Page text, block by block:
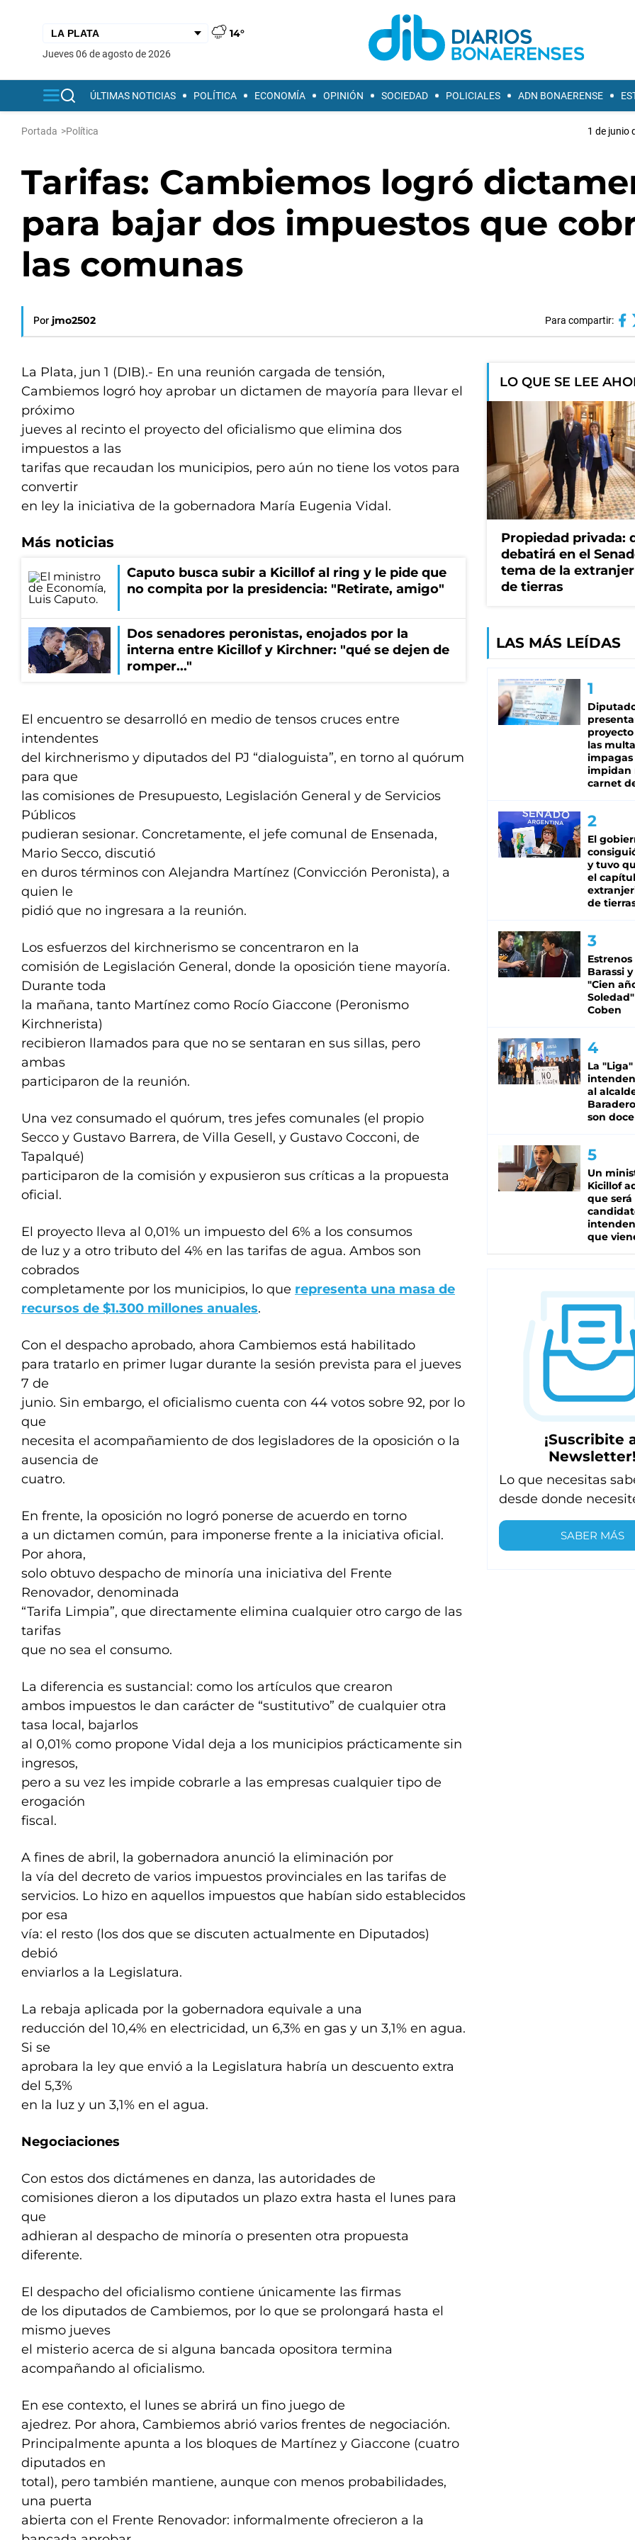
14°
jueves 06 de agosto de 2026
ÚLTIMAS NOTICIAS POLÍTICA ECONOMÍA OPINIÓN SOCIEDAD POLICIALES ADN BONAERENSE
Portada >Política 1 de junio
Tarifas: Cambiemos logró
para bajar dos impuestos que
las comunas
Por jmo2502 Para compartir:
La Plata, jun 1 (DIB).- En una reunión cargada de tensión,
Cambiemos logró hoy aprobar un dictamen de mayoría para llevar el
próximo
jueves al recinto el proyecto del oficialismo que elimina dos
impuestos a las
tarifas que recaudan los municipios, pero aún no tiene los votos para
convertir
en ley la iniciativa de la gobernadora María Eugenia Vidal.
Más noticias
Caputo busca subir a Kicillof al ring y le pide que
no compita por la presidencia: "Retirate, amigo"
Dos senadores peronistas, enojados por la
interna entre Kicillof y Kirchner: "qué se dejen de
romper..."
El encuentro se desarrolló en medio de tensos cruces entre
intendentes
del kirchnerismo y diputados del PJ “dialoguista”, en torno al quórum
para que
las comisiones de Presupuesto, Legislación General y de Servicios
Públicos
pudieran sesionar. Concretamente, el jefe comunal de Ensenada,
Mario Secco, discutió
en duros términos con Alejandra Martínez (Convicción Peronista), a
quien le
pidió que no ingresara a la reunión.
Los esfuerzos del kirchnerismo se concentraron en la
comisión de Legislación General, donde la oposición tiene mayoría.
Durante toda
la mañana, tanto Martínez como Rocío Giaccone (Peronismo
Kirchnerista)
recibieron llamados para que no se sentaran en sus sillas, pero
ambas
participaron de la reunión.
Una vez consumado el quórum, tres jefes comunales (el propio
Secco y Gustavo Barrera, de Villa Gesell, y Gustavo Cocconi, de
Tapalqué)
participaron de la comisión y expusieron sus críticas a la propuesta
oficial.
El proyecto lleva al 0,01% un impuesto del 6% a los consumos
de luz y a otro tributo del 4% en las tarifas de agua. Ambos son
cobrados
completamente por los municipios, lo que representa una masa de
recursos de $1.300 millones anuales.
Con el despacho aprobado, ahora Cambiemos está habilitado
para tratarlo en primer lugar durante la sesión prevista para el jueves
7 de
junio. Sin embargo, el oficialismo cuenta con 44 votos sobre 92, por lo
que
necesita el acompañamiento de dos legisladores de la oposición o la
ausencia de
cuatro.
En frente, la oposición no logró ponerse de acuerdo en torno
a un dictamen común, para imponerse frente a la iniciativa oficial.
Por ahora,
solo obtuvo despacho de minoría una iniciativa del Frente
Renovador, denominada
“Tarifa Limpia”, que directamente elimina cualquier otro cargo de las
tarifas
que no sea el consumo.
La diferencia es sustancial: como los artículos que crearon
ambos impuestos le dan carácter de “sustitutivo” de cualquier otra
tasa local, bajarlos
al 0,01% como propone Vidal deja a los municipios prácticamente sin
ingresos,
pero a su vez les impide cobrarle a las empresas cualquier tipo de
erogación
fiscal.
A fines de abril, la gobernadora anunció la eliminación por
la vía del decreto de varios impuestos provinciales en las tarifas de
servicios. Lo hizo en aquellos impuestos que habían sido establecidos
por esa
vía: el resto (los dos que se discuten actualmente en Diputados)
debió
enviarlos a la Legislatura.
La rebaja aplicada por la gobernadora equivale a una
reducción del 10,4% en electricidad, un 6,3% en gas y un 3,1% en agua.
Si se
aprobara la ley que envió a la Legislatura habría un descuento extra
del 5,3%
en la luz y un 3,1% en el agua.
Negociaciones
Con estos dos dictámenes en danza, las autoridades de
comisiones dieron a los diputados un plazo extra hasta el lunes para
que
adhieran al despacho de minoría o presenten otra propuesta
diferente.
El despacho del oficialismo contiene únicamente las firmas
de los diputados de Cambiemos, por lo que se prolongará hasta el
mismo jueves
el misterio acerca de si alguna bancada opositora termina
acompañando al oficialismo.
En ese contexto, el lunes se abrirá un fino juego de
ajedrez. Por ahora, Cambiemos abrió varios frentes de negociación.
Principalmente apunta a los bloques de Martínez y Giaccone (cuatro
diputados en
total), pero también mantiene, aunque con menos probabilidades,
una puerta
abierta con el Frente Renovador: informalmente ofrecieron a la
LO QUE SE LEE
Propiedad privada:
debatirá en el
tema de la
de tierras
LAS MÁS LEÍDAS
las
impagas
impidan
carnet
El
y tuvo
el
de
Estrenos
Barassi
"Cien
Coben
La
al
son doce
Un
Kicillof
que será
que
¡Suscribite
Newsletter!
Lo que necesitas
desde donde
SABER MÁS